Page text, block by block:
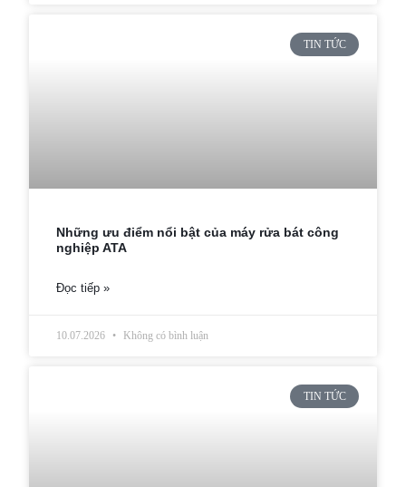
TIN TỨC
Những ưu điểm nổi bật của máy rửa bát công
nghiệp ATA
Đọc tiếp »
10.07.2026 Không có bình luận
TIN TỨC